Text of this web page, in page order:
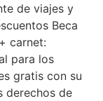
de viajes y
Beca
carnet:
para los
gratis con su
derechos de